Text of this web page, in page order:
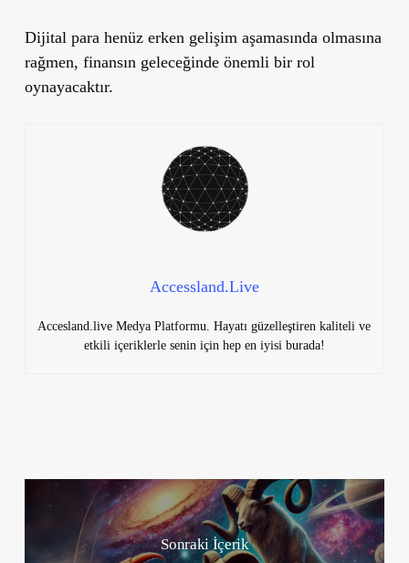
Dijital para henüz erken gelişim aşamasında olmasına
rağmen, finansın geleceğinde önemli bir rol
oynayacaktır.
Accessland.Live
Accesland.live Medya Platformu. Hayatı güzelleştiren kaliteli ve
etkili içeriklerle senin için hep en iyisi burada!
Sonraki İçerik